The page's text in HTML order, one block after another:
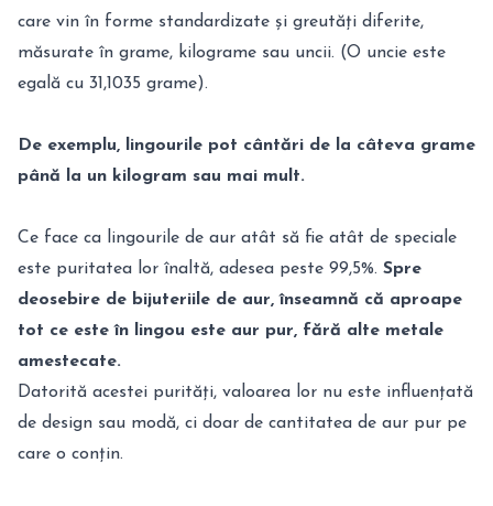
care vin în forme standardizate și greutăți diferite,
măsurate în grame, kilograme sau uncii. (O uncie este
egală cu 31,1035 grame).
De exemplu, lingourile pot cântări de la câteva grame
până la un kilogram sau mai mult.
Ce face ca lingourile de aur atât să fie atât de speciale
este puritatea lor înaltă, adesea peste 99,5%. Spre
deosebire de bijuteriile de aur, înseamnă că aproape
tot ce este în lingou este aur pur, fără alte metale
amestecate.
Datorită acestei purități, valoarea lor nu este influențată
de design sau modă, ci doar de cantitatea de aur pur pe
care o conțin.